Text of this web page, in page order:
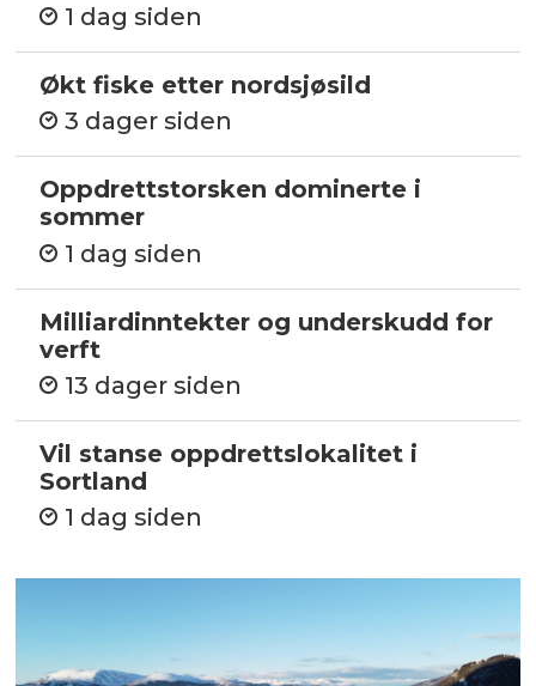
1 dag siden
Økt fiske etter nordsjøsild
3 dager siden
Oppdrettstorsken dominerte i
sommer
1 dag siden
Milliardinntekter og underskudd for
verft
13 dager siden
Vil stanse oppdrettslokalitet i
Sortland
1 dag siden